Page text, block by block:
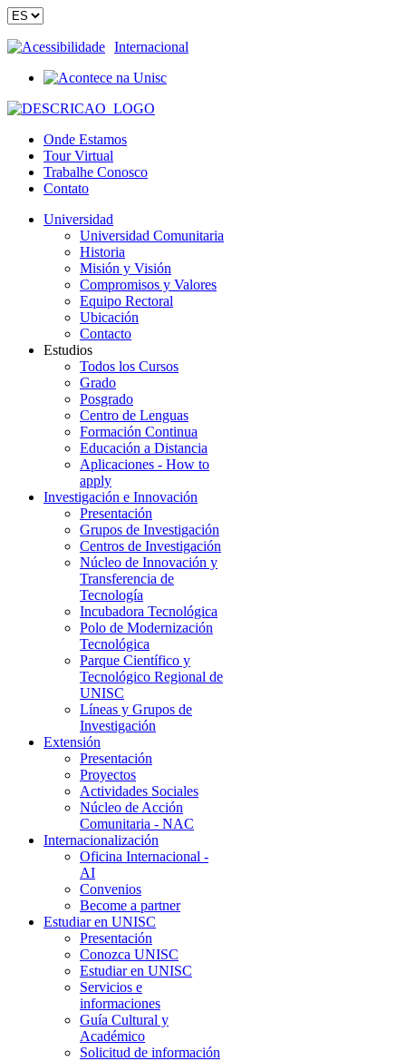
Acessibilidade Internacional
Onde Estamos
Tour Virtual
Trabalhe Conosco
Contato
Universidad
Universidad Comunitaria
Historia
Misión y Visión
Compromisos y Valores
Equipo Rectoral
Ubicación
Contacto
Estudios
Todos los Cursos
Grado
Posgrado
Centro de Lenguas
Formación Continua
Educación a Distancia
Aplicaciones - How to
apply
Investigación e Innovación
Presentación
Grupos de Investigación
Centros de Investigación
Núcleo de Innovación y
Transferencia de
Tecnología
Incubadora Tecnológica
Polo de Modernización
Tecnológica
Parque Científico y
Tecnológico Regional de
UNISC
Líneas y Grupos de
Investigación
Extensión
Presentación
Proyectos
Actividades Sociales
Núcleo de Acción
Comunitaria - NAC
Internacionalización
Oficina Internacional -
AI
Convenios
Become a partner
Estudiar en UNISC
Presentación
Conozca UNISC
Estudiar en UNISC
Servicios e
informaciones
Guía Cultural y
Académico
Solicitud de información